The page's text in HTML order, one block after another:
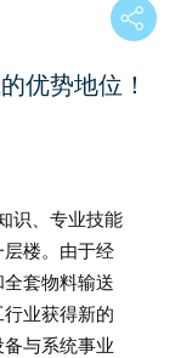
优势地位！
识、专业技能
楼。由于经
套物料输送
业获得新的
与系统事业